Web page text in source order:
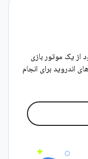
از یک موتور بازی
اندروید برای انجام